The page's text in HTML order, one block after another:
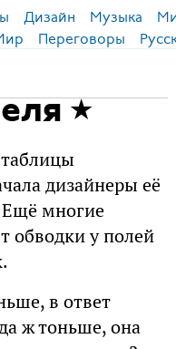
Дизайн Музыка
Переговоры
дизайнеры её
многие
обводки у полей
в ответ
ж тоньше, она